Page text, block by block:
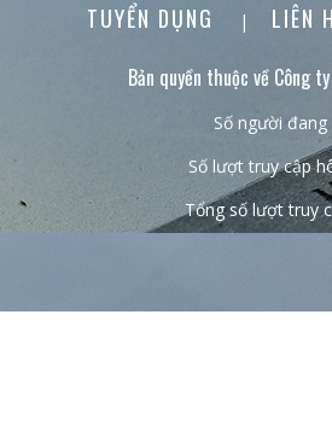
TUYỂN DỤNG | LIÊN
Bản quyền thuộc về Công
Số người đang
Số lượt truy cập
Tổng số lượt truy